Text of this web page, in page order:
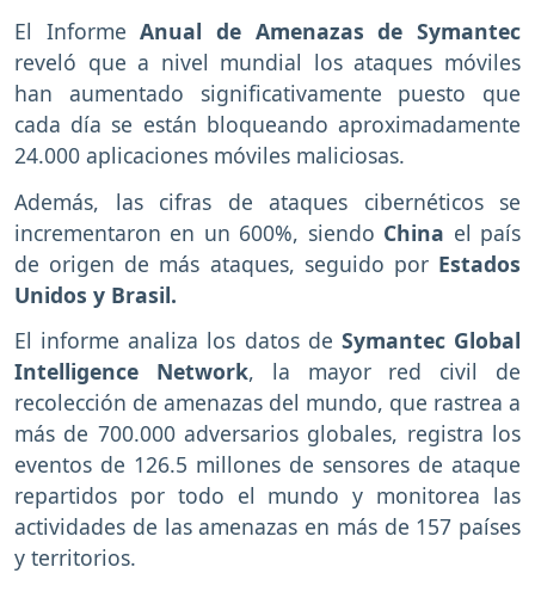
El InformeAnual de Amenazas de Symantec
reveló que a nivel mundial los ataques móviles
han aumentado significativamente puesto que
cada día se están bloqueando aproximadamente
24.000 aplicaciones móviles maliciosas.
Además, las cifras de ataques cibernéticos se
incrementaron en un 600%, siendo China el país
de origen de más ataques, seguido por Estados
Unidos y Brasil.
El informe analiza los datos de Symantec Global
Intelligence Network, la mayor red civil de
recolección de amenazas del mundo, que rastrea a
más de 700.000 adversarios globales, registra los
eventos de 126.5 millones de sensores de ataque
repartidos por todo el mundo y monitorea las
actividades de las amenazas en más de 157 países
y territorios.